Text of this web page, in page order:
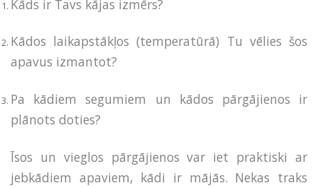
Kāds ir Tavs kājas izmērs?
Kādos laikapstākļos (temperatūrā) Tu vēlies šos
apavus izmantot?
Pa kādiem segumiem un kādos pārgājienos ir
plānots doties?
Īsos un vieglos pārgājienos var iet praktiski ar
jebkādiem apaviem, kādi ir mājās. Nekas traks